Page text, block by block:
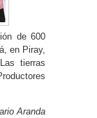
de 600
en Piray,
tierras
Aranda